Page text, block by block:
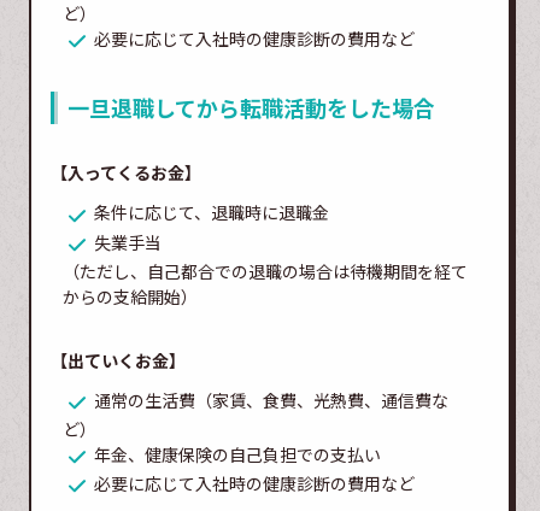
ど）
必要に応じて入社時の健康診断の費用など
一旦退職してから転職活動をした場合
【入ってくるお金】
条件に応じて、退職時に退職金
失業手当
（ただし、自己都合での退職の場合は待機期間を経て
からの支給開始）
【出ていくお金】
通常の生活費（家賃、食費、光熱費、通信費な
ど）
年金、健康保険の自己負担での支払い
必要に応じて入社時の健康診断の費用など